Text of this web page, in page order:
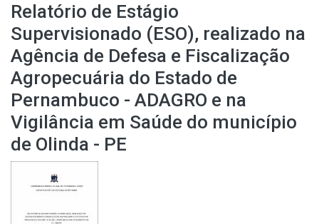
Relatório de Estágio
Supervisionado (ESO), realizado na
Agência de Defesa e Fiscalização
Agropecuária do Estado de
Pernambuco - ADAGRO e na
Vigilância em Saúde do município
de Olinda - PE